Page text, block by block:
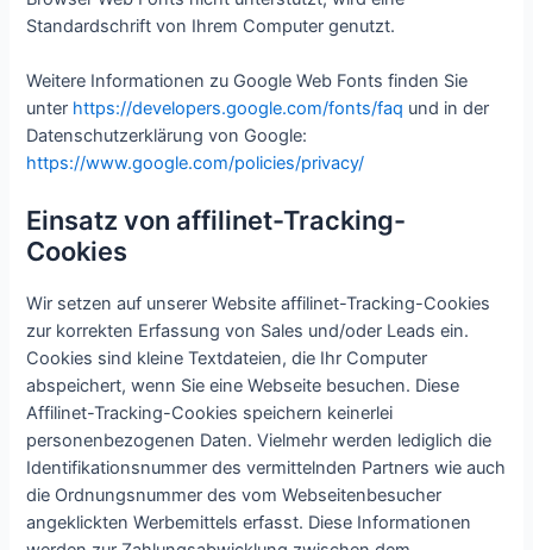
Standardschrift von Ihrem Computer genutzt.
Weitere Informationen zu Google Web Fonts finden Sie
unter https://developers.google.com/fonts/faq und in der
Datenschutzerklärung von Google:
https://www.google.com/policies/privacy/
Einsatz von affilinet-Tracking-
Cookies
Wir setzen auf unserer Website affilinet-Tracking-Cookies
zur korrekten Erfassung von Sales und/oder Leads ein.
Cookies sind kleine Textdateien, die Ihr Computer
abspeichert, wenn Sie eine Webseite besuchen. Diese
Affilinet-Tracking-Cookies speichern keinerlei
personenbezogenen Daten. Vielmehr werden lediglich die
Identifikationsnummer des vermittelnden Partners wie auch
die Ordnungsnummer des vom Webseitenbesucher
angeklickten Werbemittels erfasst. Diese Informationen